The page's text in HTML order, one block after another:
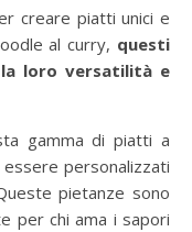
creare piatti unici e
al curry, questi
loro versatilità e
gamma di piatti a
personalizzati
pietanze sono
per chi ama i sapori